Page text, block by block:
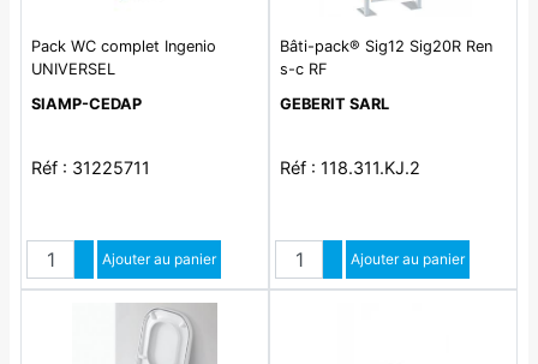
Pack WC complet Ingenio
UNIVERSEL
SIAMP-CEDAP
Réf : 31225711
QuantitéAugmenter quantité
Diminuer quantité
Ajouter au panier
Bâti-pack® Sig12 Sig20R Ren
s-c RF
GEBERIT SARL
Réf : 118.311.KJ.2
QuantitéAugmenter quantité
Diminuer quantité
Ajouter au panier